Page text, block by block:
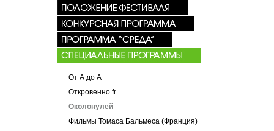
От А до А
Откровенно.fr
Околонулей
Фильмы Томаса Бальмеса (Франция)